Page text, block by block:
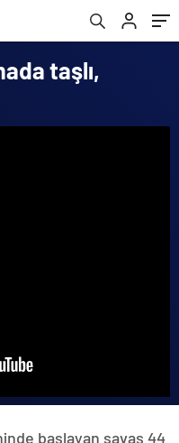
taşlı,
başlayan savaş 44